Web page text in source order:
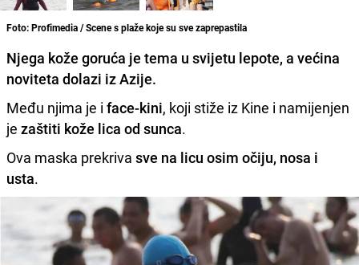
Foto: Profimedia / Scene s plaže koje su sve zaprepastila
Njega kože goruća je tema u svijetu lepote, a većina
noviteta dolazi iz Azije.
Među njima je i face-kini, koji stiže iz Kine i namijenjen
je zaštiti kože lica od sunca.
Ova maska prekriva sve na licu osim očiju, nosa i
usta.